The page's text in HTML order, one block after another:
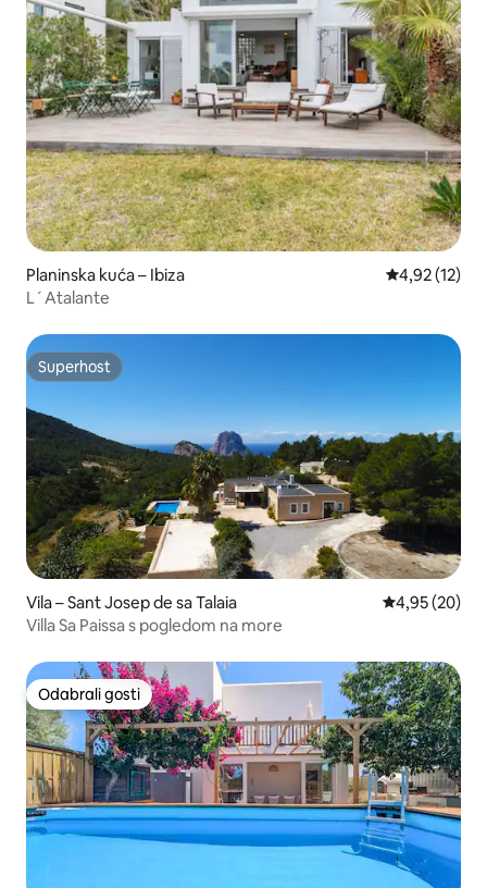
Planinska kuća – Ibiza Prosječna
4,92 (12)
L´Atalante
Superhost
Superhost
Vila – Sant Josep de sa Talaia Prosječna
4,95 (20)
Villa Sa Paissa s pogledom na more
Odabrali gosti
Odabrali gosti